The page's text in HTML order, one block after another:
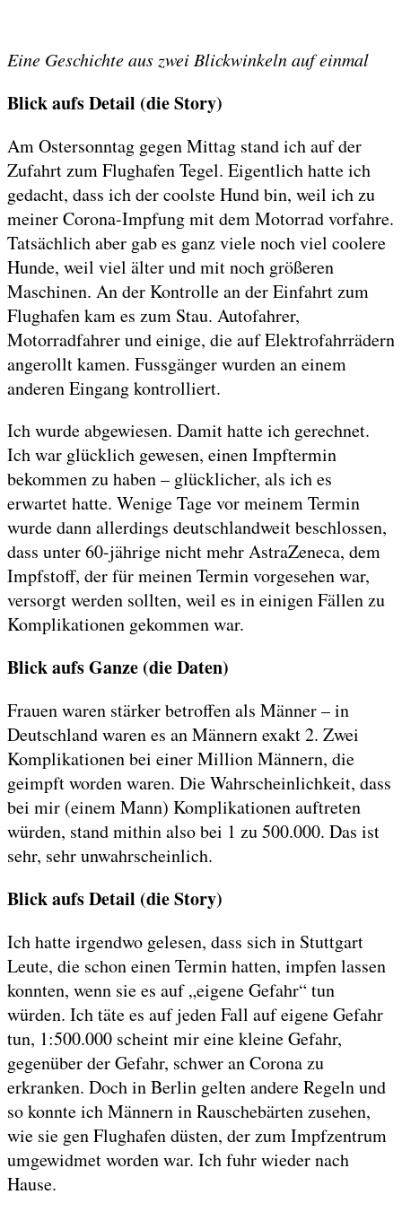
Eine Geschichte aus zwei Blickwinkeln auf einmal
Blick aufs Detail (die Story)
Am Ostersonntag gegen Mittag stand ich auf der
Zufahrt zum Flughafen Tegel. Eigentlich hatte ich
gedacht, dass ich der coolste Hund bin, weil ich zu
meiner Corona-Impfung mit dem Motorrad vorfahre.
Tatsächlich aber gab es ganz viele noch viel coolere
Hunde, weil viel älter und mit noch größeren
Maschinen. An der Kontrolle an der Einfahrt zum
Flughafen kam es zum Stau. Autofahrer,
Motorradfahrer und einige, die auf Elektrofahrrädern
angerollt kamen. Fussgänger wurden an einem
anderen Eingang kontrolliert.
Ich wurde abgewiesen. Damit hatte ich gerechnet.
Ich war glücklich gewesen, einen Impftermin
bekommen zu haben – glücklicher, als ich es
erwartet hatte. Wenige Tage vor meinem Termin
wurde dann allerdings deutschlandweit beschlossen,
dass unter 60-jährige nicht mehr AstraZeneca, dem
Impfstoff, der für meinen Termin vorgesehen war,
versorgt werden sollten, weil es in einigen Fällen zu
Komplikationen gekommen war.
Blick aufs Ganze (die Daten)
Frauen waren stärker betroffen als Männer – in
Deutschland waren es an Männern exakt 2. Zwei
Komplikationen bei einer Million Männern, die
geimpft worden waren. Die Wahrscheinlichkeit, dass
bei mir (einem Mann) Komplikationen auftreten
würden, stand mithin also bei 1 zu 500.000. Das ist
sehr, sehr unwahrscheinlich.
Blick aufs Detail (die Story)
Ich hatte irgendwo gelesen, dass sich in Stuttgart
Leute, die schon einen Termin hatten, impfen lassen
konnten, wenn sie es auf „eigene Gefahr“ tun
würden. Ich täte es auf jeden Fall auf eigene Gefahr
tun, 1:500.000 scheint mir eine kleine Gefahr,
gegenüber der Gefahr, schwer an Corona zu
erkranken. Doch in Berlin gelten andere Regeln und
so konnte ich Männern in Rauschebärten zusehen,
wie sie gen Flughafen düsten, der zum Impfzentrum
umgewidmet worden war. Ich fuhr wieder nach
Hause.